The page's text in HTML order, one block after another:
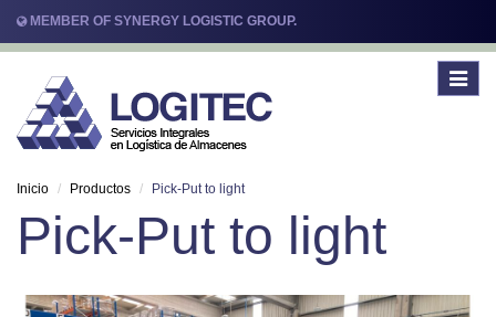
MEMBER OF SYNERGY LOGISTIC GROUP.
Toggle
Inicio Productos Pick-Put to light
Pick-Put to light